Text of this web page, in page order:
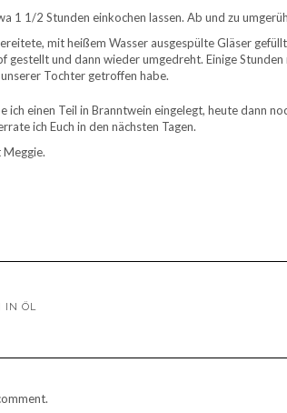
1 1/2 Stunden einkochen lassen. Ab und zu
mit heißem Wasser ausgespülte Gläser
und dann wieder umgedreht. Einige Stunden
Tochter getroffen habe.
ich einen Teil in Branntwein eingelegt, heute dann
ich Euch in den nächsten Tagen.
Meggie.
ÖL